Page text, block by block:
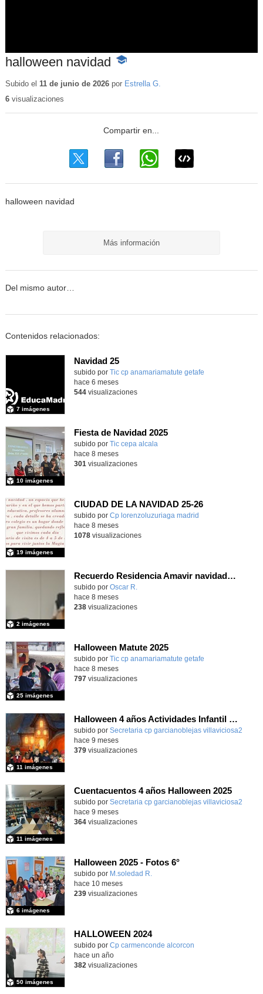
halloween navidad
-
educativo
Subido el 11 de junio de 2026por Estrella G.
6visualizaciones
halloween navidad
Más información
Del mismo autor…
Contenidos relacionados:
Navidad 25
Contenido educativo.
subido por Tic cp anamariamatute getafe
7 imágenes
hace 6 meses
544visualizaciones
Fiesta de Navidad 2025
subido por Tic cepa alcala
10 imágenes
hace 8 meses
301 visualizaciones
CIUDAD DE LA NAVIDAD 25-26
subido por Cp lorenzoluzuriaga madrid
19 imágenes
hace 8 meses
1078visualizaciones
Recuerdo Residencia Amavir navidad 25 6D
Contenido educativo.
subido por Oscar R.
2 imágenes
hace 8 meses
238visualizaciones
Halloween Matute 2025
Contenido educativo.
subido por Tic cp anamariamatute getafe
25 imágenes
hace 8 meses
797visualizaciones
Halloween 4 años Actividades Infantil y foto de grupo
subido por Secretaria cp garcianoblejas villaviciosa2
11 imágenes
hace 9 meses
379visualizaciones
Cuentacuentos 4 años Halloween 2025
Contenido educativo.
subido por Secretaria cp garcianoblejas villaviciosa2
11 imágenes
hace 9 meses
364visualizaciones
Halloween 2025 - Fotos 6°
subido por M.soledad R.
6 imágenes
hace 10 meses
239visualizaciones
HALLOWEEN 2024
subido por Cp carmenconde alcorcon
50 imágenes
hace un año
382 visualizaciones